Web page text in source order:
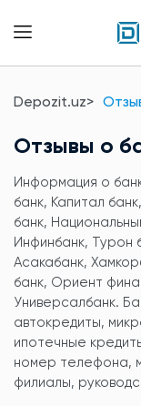
Depozit.uz
Отзывы о
Информация о
банк, Капитал
банк,
Инфинбанк, Турон
Асакабанк,
банк, Ориент
Универсалбанк.
автокредиты,
ипотечные
номер телефона,
филиалы,